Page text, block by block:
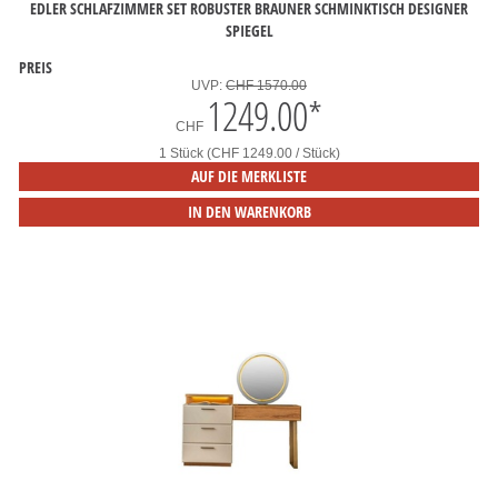
EDLER SCHLAFZIMMER SET ROBUSTER BRAUNER SCHMINKTISCH DESIGNER
SPIEGEL
PREIS
UVP: CHF 1570.00
CHF 1249.00*
1 Stück (CHF 1249.00 / Stück)
AUF DIE MERKLISTE
IN DEN WARENKORB